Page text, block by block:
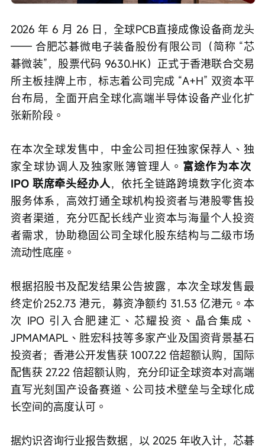
2026 年 6 月 26 日，全球PCB直接成像设备商龙头
—— 合肥芯碁微电子装备股份有限公司（简称 “芯
碁微装”，股票代码 9630.HK）正式于香港联合交易
所主板挂牌上市，标志着公司完成 “A+H” 双资本平
台布局，全面开启全球化高端半导体设备产业化扩
张新阶段。
在本次全球发售中，中金公司担任独家保荐人、独
家全球协调人及独家账簿管理人。 富途作为本次
IPO 联席牵头经办人，依托全链路跨境数字化资本
服务体系，高效打通全球机构投资者与港股零售投
资者渠道，充分匹配长线产业资本与海量个人投资
者需求，协助稳固公司全球化股东结构与二级市场
流动性底座。
根据招股书及配发结果公告披露，本次全球发售最
终定价252.73 港元，募资净额约 31.53 亿港元。本
次 IPO 引入合肥建汇、芯耀投资、晶合集成、
JPMAMAPL、胜宏科技等多家产业及国资背景基石
投资者；香港公开发售获 1007.22 倍超额认购，国际
配售获 27.22 倍超额认购，充分印证全球资本对高端
直写光刻国产设备赛道、公司技术壁垒与全球化成
长空间的高度认可。
据灼识咨询行业报告数据，以 2025 年收入计，芯碁